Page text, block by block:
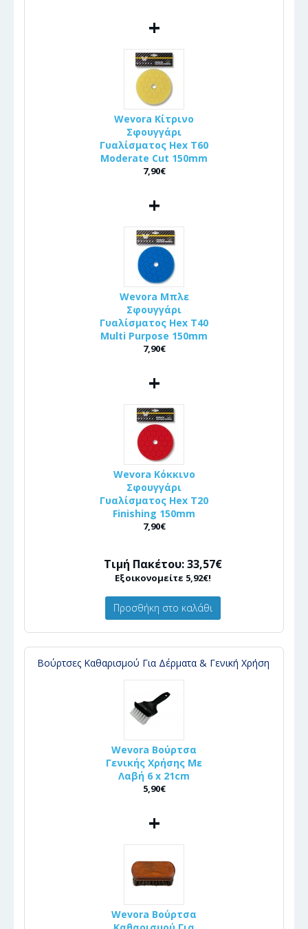
+
Wevora Κίτρινο
Σφουγγάρι
Γυαλίσματος Hex T60
Moderate Cut 150mm
7,90€
+
Wevora Μπλε
Σφουγγάρι
Γυαλίσματος Hex T40
Multi Purpose 150mm
7,90€
+
Wevora Κόκκινο
Σφουγγάρι
Γυαλίσματος Hex T20
Finishing 150mm
7,90€
Τιμή Πακέτου: 33,57€
Εξοικονομείτε 5,92€!
Προσθήκη στο καλάθι
Βούρτσες Καθαρισμού Για Δέρματα & Γενική Χρήση
Wevora Βούρτσα
Γενικής Χρήσης Με
Λαβή 6 x 21cm
5,90€
+
Wevora Βούρτσα